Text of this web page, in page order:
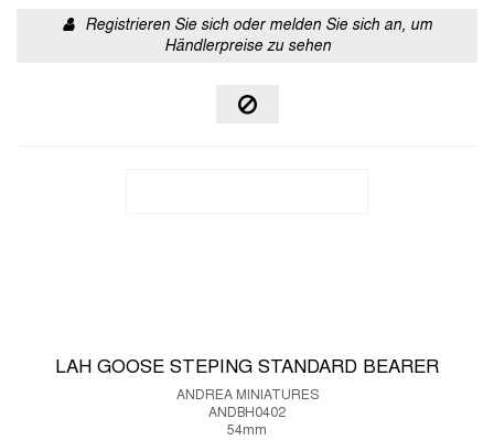
Registrieren Sie sich oder melden Sie sich an, um
Händlerpreise zu sehen
LAH GOOSE STEPING STANDARD BEARER
ANDREA MINIATURES
ANDBH0402
54mm